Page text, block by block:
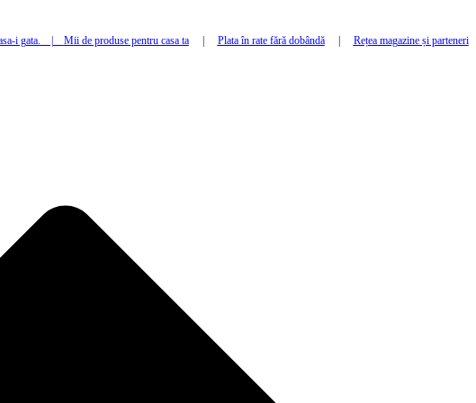
i gata. Mii de produse pentru casa ta| Plata în rate fără dobândă| Rețea magazine și parteneri